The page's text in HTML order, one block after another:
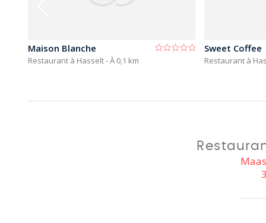
Maison Blanche
Restaurant à Hasselt- À 0,1 km
Sweet Coffee
Restaurant à